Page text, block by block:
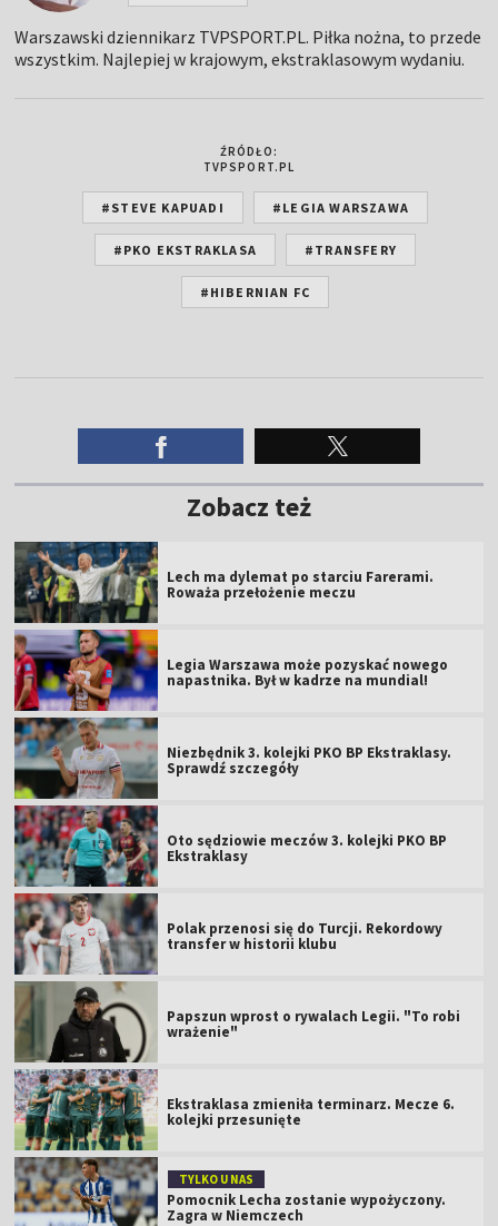
Warszawski dziennikarz TVPSPORT.PL. Piłka nożna, to przede
wszystkim. Najlepiej w krajowym, ekstraklasowym wydaniu.
ŹRÓDŁO:
TVPSPORT.PL
#STEVE KAPUADI #LEGIA WARSZAWA
#PKO EKSTRAKLASA #TRANSFERY
#HIBERNIAN FC
Zobacz też
Lech ma dylemat po starciu Farerami.
Roważa przełożenie meczu
Legia Warszawa może pozyskać nowego
napastnika. Był w kadrze na mundial!
Niezbędnik 3. kolejki PKO BP Ekstraklasy.
Sprawdź szczegóły
Oto sędziowie meczów 3. kolejki PKO BP
Ekstraklasy
Polak przenosi się do Turcji. Rekordowy
transfer w historii klubu
Papszun wprost o rywalach Legii. "To robi
wrażenie"
Ekstraklasa zmieniła terminarz. Mecze 6.
kolejki przesunięte
TYLKO U NAS
Pomocnik Lecha zostanie wypożyczony.
Zagra w Niemczech